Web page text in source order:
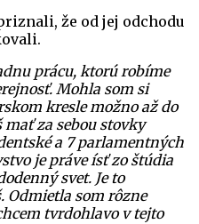
že od jej odchodu
prácu, ktorú robíme
Mohla som si
kresle možno až do
mať za sebou stovky
a 7 parlamentných
je práve ísť zo štúdia
svet. Je to
Odmietla som rôzne
tvrdohlavo v tejto